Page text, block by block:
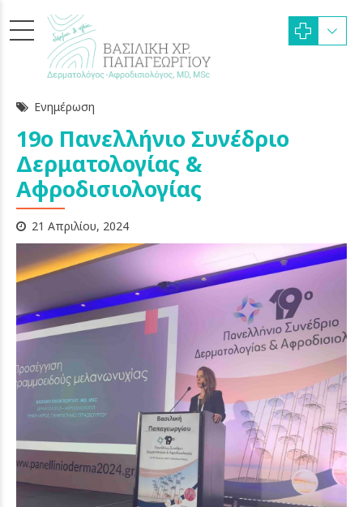
Ενημέρωση
19ο Πανελλήνιο Συνέδριο
Δερματολογίας &
Αφροδισιολογίας
21 Απριλίου, 2024